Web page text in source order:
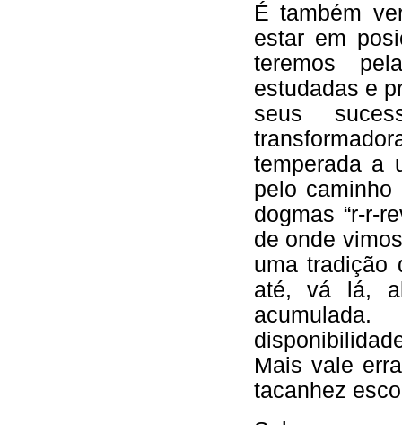
É também
estar em
teremos
estudadas e
seus
temperada a
pelo
dogmas “r-r-
de onde
uma tradição
até, vá lá,
Mais vale
tacanhez